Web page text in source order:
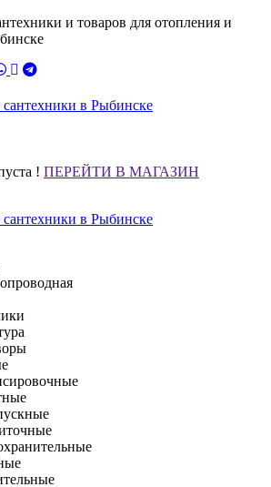
и товаров для отопления и
! ПЕРЕЙТИ В МАГАЗИН